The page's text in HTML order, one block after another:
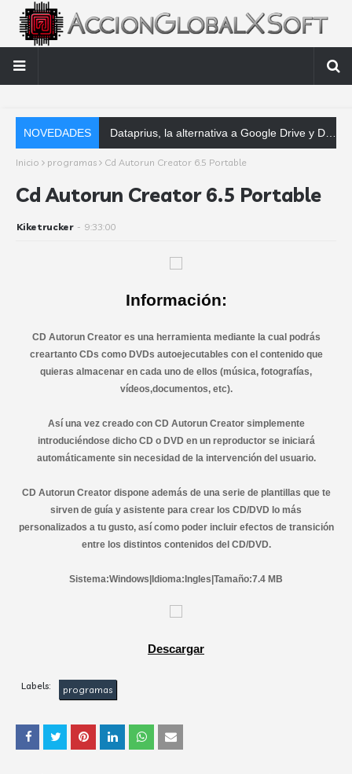
NOVEDADES Dataprius, la alternativa a Google Drive y Dropbox que las empresas deberían conocer
Inicio programas Cd Autorun Creator 6.5 Portable
Cd Autorun Creator 6.5 Portable
Kiketrucker - 9:33:00
Información:
CD Autorun Creator es una herramienta mediante la cual podrás
creartanto CDs como DVDs autoejecutables con el contenido que
quieras almacenar en cada uno de ellos (música, fotografías,
vídeos,documentos, etc).
Así una vez creado con CD Autorun Creator simplemente
introduciéndose dicho CD o DVD en un reproductor se iniciará
automáticamente sin necesidad de la intervención del usuario.
CD Autorun Creator dispone además de una serie de plantillas que te
sirven de guía y asistente para crear los CD/DVD lo más
personalizados a tu gusto, así como poder incluir efectos de transición
entre los distintos contenidos del CD/DVD.
Sistema:Windows|Idioma:Ingles|Tamaño:7.4 MB
Descargar
Labels: programas